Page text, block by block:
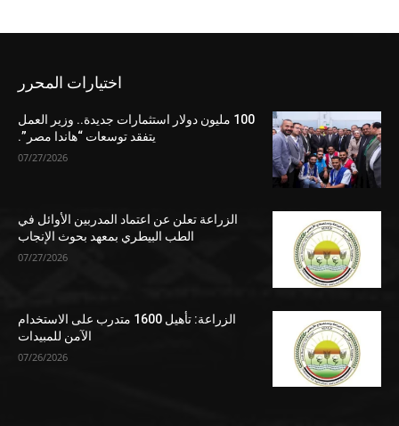
اختيارات المحرر
100 مليون دولار استثمارات جديدة.. وزير العمل
يتفقد توسعات “هاندا مصر”.
07/27/2026
الزراعة تعلن عن اعتماد المدربين الأوائل في
الطب البيطري بمعهد بحوث الإنجاب
07/27/2026
الزراعة: تأهيل 1600 متدرب على الاستخدام
الآمن للمبيدات
07/26/2026